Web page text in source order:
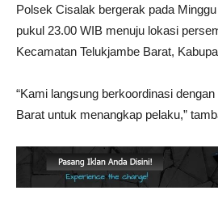
Polsek Cisalak bergerak pada
pukul 23.00 WIB menuju lokasi
Kecamatan Telukjambe Barat,
“Kami langsung berkoordinasi
Barat untuk menangkap pelaku,”